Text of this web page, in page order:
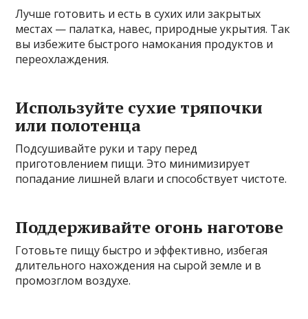
Лучше готовить и есть в сухих или закрытых
местах — палатка, навес, природные укрытия. Так
вы избежите быстрого намокания продуктов и
переохлаждения.
Используйте сухие тряпочки
или полотенца
Подсушивайте руки и тару перед
приготовлением пищи. Это минимизирует
попадание лишней влаги и способствует чистоте.
Поддерживайте огонь наготове
Готовьте пищу быстро и эффективно, избегая
длительного нахождения на сырой земле и в
промозглом воздухе.